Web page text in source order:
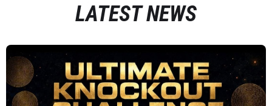
LATEST NEWS